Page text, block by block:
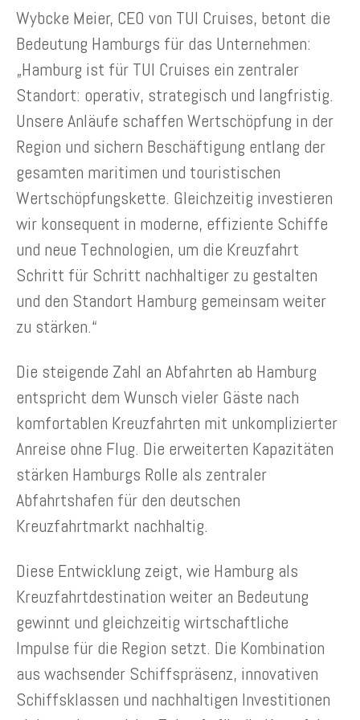
Wybcke Meier, CEO von TUI Cruises, betont die
Bedeutung Hamburgs für das Unternehmen:
„Hamburg ist für TUI Cruises ein zentraler
Standort: operativ, strategisch und langfristig.
Unsere Anläufe schaffen Wertschöpfung in der
Region und sichern Beschäftigung entlang der
gesamten maritimen und touristischen
Wertschöpfungskette. Gleichzeitig investieren
wir konsequent in moderne, effiziente Schiffe
und neue Technologien, um die Kreuzfahrt
Schritt für Schritt nachhaltiger zu gestalten
und den Standort Hamburg gemeinsam weiter
zu stärken.“
Die steigende Zahl an Abfahrten ab Hamburg
entspricht dem Wunsch vieler Gäste nach
komfortablen Kreuzfahrten mit unkomplizierter
Anreise ohne Flug. Die erweiterten Kapazitäten
stärken Hamburgs Rolle als zentraler
Abfahrtshafen für den deutschen
Kreuzfahrtmarkt nachhaltig.
Diese Entwicklung zeigt, wie Hamburg als
Kreuzfahrtdestination weiter an Bedeutung
gewinnt und gleichzeitig wirtschaftliche
Impulse für die Region setzt. Die Kombination
aus wachsender Schiffspräsenz, innovativen
Schiffsklassen und nachhaltigen Investitionen